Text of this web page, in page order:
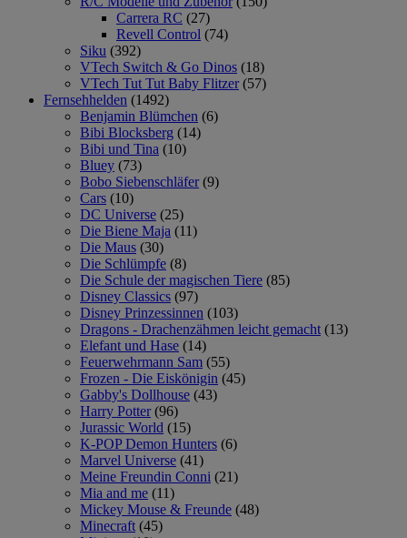
Carrera RC (27)
Revell Control (74)
Siku (392)
VTech Switch & Go Dinos (18)
VTech Tut Tut Baby Flitzer (57)
Fernsehhelden (1492)
Benjamin Blümchen (6)
Bibi Blocksberg (14)
Bibi und Tina (10)
Bluey (73)
Bobo Siebenschläfer (9)
Cars (10)
DC Universe (25)
Die Biene Maja (11)
Die Maus (30)
Die Schlümpfe (8)
Die Schule der magischen Tiere (85)
Disney Classics (97)
Disney Prinzessinnen (103)
Dragons - Drachenzähmen leicht gemacht (13)
Elefant und Hase (14)
Feuerwehrmann Sam (55)
Frozen - Die Eiskönigin (45)
Gabby's Dollhouse (43)
Harry Potter (96)
Jurassic World (15)
K-POP Demon Hunters (6)
Marvel Universe (41)
Meine Freundin Conni (21)
Mia and me (11)
Mickey Mouse & Freunde (48)
Minecraft (45)